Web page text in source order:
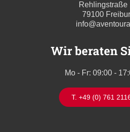
Rehlingstraße
79100
Wir beraten
Mo - Fr: 09:00 -
T. +49 (0) 761